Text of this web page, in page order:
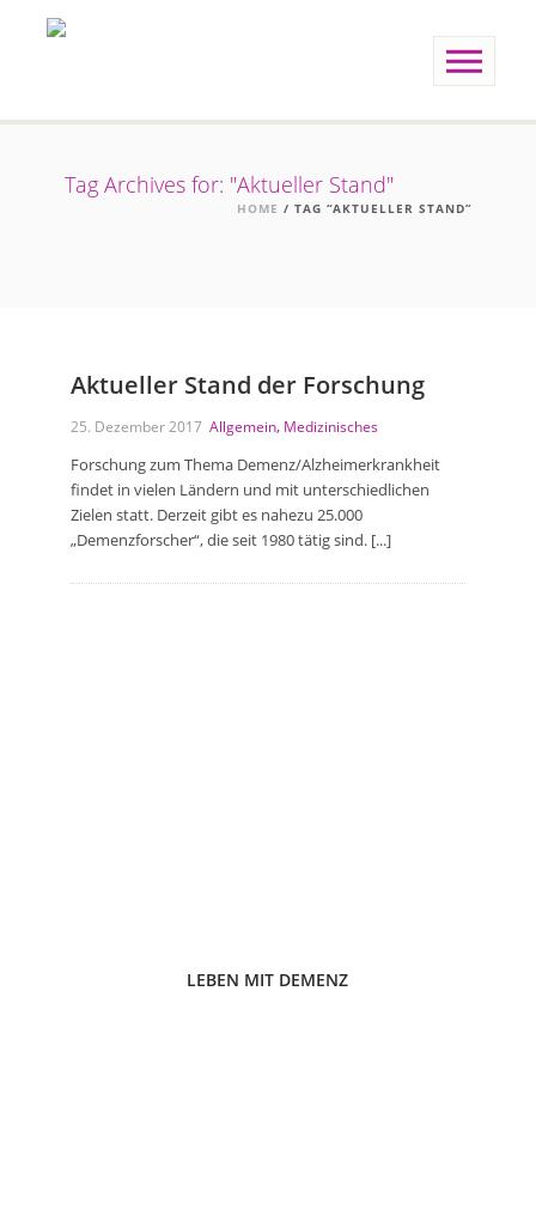
Tag Archives for: "Aktueller Stand"
HOME / TAG “AKTUELLER STAND”
Aktueller Stand der Forschung
25. Dezember 2017 Allgemein, Medizinisches
Forschung zum Thema Demenz/Alzheimerkrankheit
findet in vielen Ländern und mit unterschiedlichen
Zielen statt. Derzeit gibt es nahezu 25.000
„Demenzforscher“, die seit 1980 tätig sind. [...]
LEBEN MIT DEMENZ